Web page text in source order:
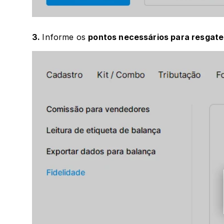
3. Informe os pontos necessários para resgate